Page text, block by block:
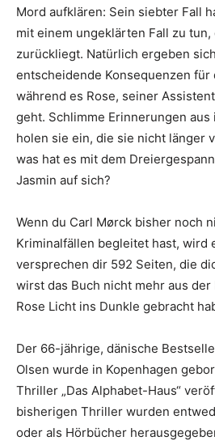
Mord aufklären: Sein siebter Fall
mit einem ungeklärten Fall zu tun,
zurückliegt. Natürlich ergeben
entscheidende Konsequenzen für
während es Rose, seiner
geht. Schlimme Erinnerungen
holen sie ein, die sie nicht länger
was hat es mit dem
Jasmin auf sich?
Wenn du Carl Mørck bisher noch
Kriminalfällen begleitet hast, wird
versprechen dir 592 Seiten, die
wirst das Buch nicht mehr aus
Rose Licht ins Dunkle gebracht
Der 66-jährige, dänische
Olsen wurde in Kopenhagen
Thriller „Das Alphabet-Haus“
bisherigen Thriller wurden
oder als Hörbücher